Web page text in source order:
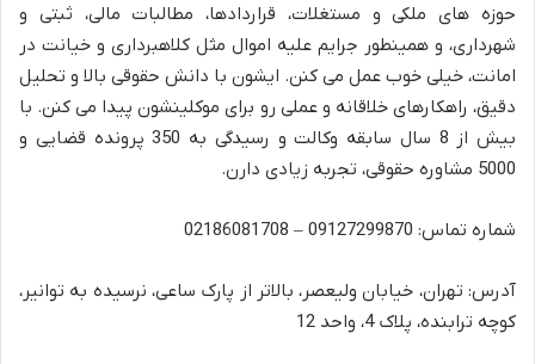
حوزه های ملکی و مستغلات، قراردادها، مطالبات مالی، ثبتی و
شهرداری، و همینطور جرایم علیه اموال مثل کلاهبرداری و خیانت در
امانت، خیلی خوب عمل می کنن. ایشون با دانش حقوقی بالا و تحلیل
دقیق، راهکارهای خلاقانه و عملی رو برای موکلینشون پیدا می کنن. با
بیش از 8 سال سابقه وکالت و رسیدگی به 350 پرونده قضایی و
5000 مشاوره حقوقی، تجربه زیادی دارن.
شماره تماس: 09127299870 – 02186081708
آدرس: تهران، خیابان ولیعصر، بالاتر از پارک ساعی، نرسیده به توانیر،
کوچه ترابنده، پلاک 4، واحد 12